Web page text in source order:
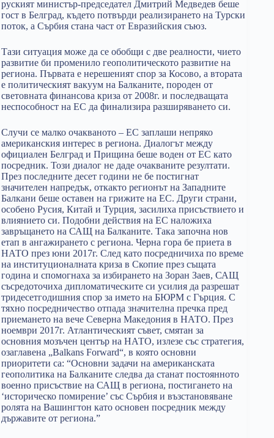
руският министър-председател Дмитрий Медведев беше
гост в Белград, където потвърди реализирането на Турски
поток, а Сърбия стана част от Евразийския съюз.
Тази ситуация може да се обобщи с две реалности, чието
развитие би променило геополитическото развитие на
региона. Първата е нерешеният спор за Косово, а втората
е политическият вакуум на Балканите, породен от
световната финансова криза от 2008г. и последващата
неспособност на ЕС да финализира разширяването си.
Случи се малко очакваното – ЕС заплаши непряко
американския интерес в региона. Диалогът между
официален Белград и Прищина беше воден от ЕС като
посредник. Този диалог не даде очакваните резултати.
През последните десет години не бе постигнат
значителен напредък, откакто регионът на Западните
Балкани беше оставен на грижите на ЕС. Други страни,
особено Русия, Китай и Турция, засилиха присъствието и
влиянието си. Подобни действия на ЕС наложиха
завръщането на САЩ на Балканите. Така започна нов
етап в ангажирането с региона. Черна гора бе приета в
НАТО през юни 2017г. След като посредничиха по време
на институционалната криза в Скопие през същата
година и спомогнаха за избирането на Зоран Заев, САЩ
съсредоточиха дипломатическите си усилия да разрешат
тридесетгодишния спор за името на БЮРМ с Гърция. С
тяхно посредничество отпада значителна пречка пред
приемането на вече Северна Македония в НАТО. През
ноември 2017г. Атлантическият съвет, смятан за
основния мозъчен център на НАТО, излезе със стратегия,
озаглавена „Balkans Forward“, в която основни
приоритети са: “Основни задачи на американската
геополитика на Балканите следва да станат постоянното
военно присъствие на САЩ в региона, постигането на
‘историческо помирение’ със Сърбия и възстановяване
ролята на Вашингтон като основен посредник между
държавите от региона.”